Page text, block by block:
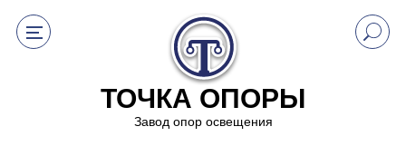
ТОЧКА ОПОРЫ
Завод опор освещения